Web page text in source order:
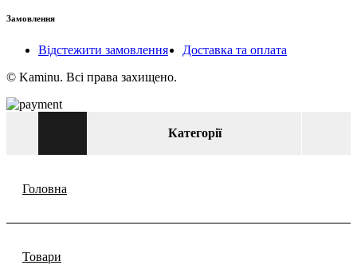
Замовлення
Відстежити замовлення
Доставка та оплата
© Kaminu. Всі права захищено.
Категорії
Головна
Товари